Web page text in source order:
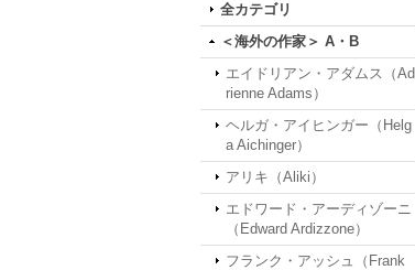
全カテゴリ
＜海外の作家＞ A・B
エイドリアン・アダムス（Ad
rienne Adams）
ヘルガ・アイヒンガー（Helg
a Aichinger）
アリキ（Aliki）
エドワード・アーディゾーニ
（Edward Ardizzone）
フランク・アッシュ（Frank